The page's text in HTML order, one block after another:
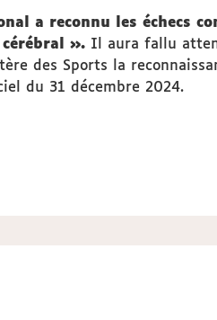
a reconnu les échecs
». Il aura fallu
des Sports la
du 31 décembre 2024.